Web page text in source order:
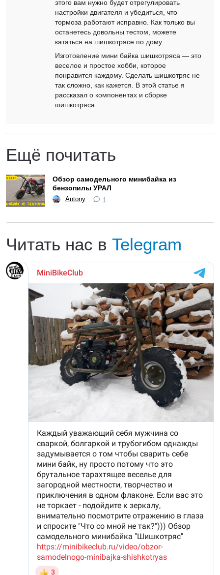
этого вам нужно будет отрегулировать
настройки двигателя и убедиться, что
тормоза работают исправно. Как только вы
останетесь довольны тестом, можете
кататься на шишкотрясе по дому.
Изготовление мини байка шишкотряса — это
веселое и простое хобби, которое
понравится каждому. Сделать шишкотряс не
так сложно, как кажется. В этой статье я
рассказал о компонентах и ​​сборке
шишкотряса.
Ещё почитать
Обзор самодельного минибайка из
бензопилы УРАЛ
Antony 1
Читать нас в Telegram